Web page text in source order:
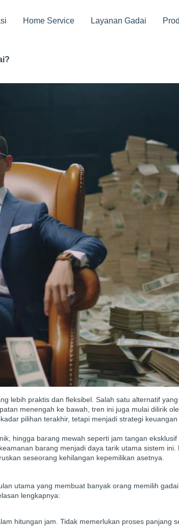
Home Service Layanan Gadai
lebih praktis dan fleksibel. Salah satu alternatif yang
menengah ke bawah, tren ini juga mulai dilirik
pilihan terakhir, tetapi menjadi strategi keuangan
hingga barang mewah seperti jam tangan eksklusif
barang menjadi daya tarik utama sistem ini.
seseorang kehilangan kepemilikan asetnya.
utama yang membuat banyak orang memilih gadai
lengkapnya:
hitungan jam. Tidak memerlukan proses panjang